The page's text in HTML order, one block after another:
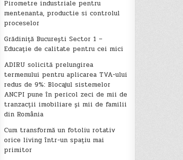
Pirometre industriale pentru
mentenanta, productie si controlul
proceselor
Grădiniță București Sector 1 –
Educație de calitate pentru cei mici
ADIRU solicită prelungirea
termenului pentru aplicarea TVA-ului
redus de 9%: Blocajul sistemelor
ANCPI pune în pericol zeci de mii de
tranzacții imobiliare și mii de familii
din România
Cum transformă un fotoliu rotativ
orice living într-un spațiu mai
primitor